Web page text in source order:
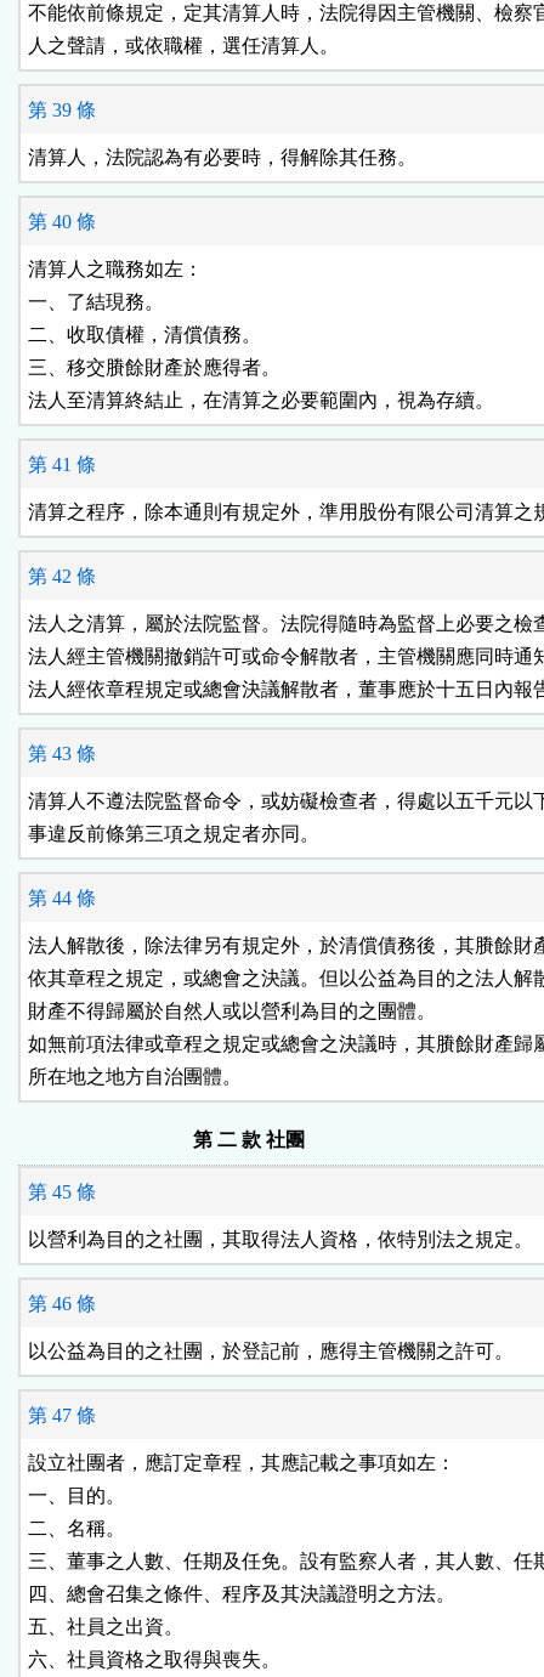
不能依前條規定，定其清算人時，法院得因主管機關、檢察
人之聲請，或依職權，選任清算人。
第 39 條
清算人，法院認為有必要時，得解除其任務。
第 40 條
清算人之職務如左：
一、了結現務。
二、收取債權，清償債務。
三、移交賸餘財產於應得者。
法人至清算終結止，在清算之必要範圍內，視為存續。
第 41 條
清算之程序，除本通則有規定外，準用股份有限公司清算之
第 42 條
法人之清算，屬於法院監督。法院得隨時為監督上必要之檢
法人經主管機關撤銷許可或命令解散者，主管機關應同時通
法人經依章程規定或總會決議解散者，董事應於十五日內報
第 43 條
清算人不遵法院監督命令，或妨礙檢查者，得處以五千元以
事違反前條第三項之規定者亦同。
第 44 條
法人解散後，除法律另有規定外，於清償債務後，其賸餘財
依其章程之規定，或總會之決議。但以公益為目的之法人解
財產不得歸屬於自然人或以營利為目的之團體。
如無前項法律或章程之規定或總會之決議時，其賸餘財產歸
所在地之地方自治團體。
第 二 款 社團
第 45 條
以營利為目的之社團，其取得法人資格，依特別法之規定。
第 46 條
以公益為目的之社團，於登記前，應得主管機關之許可。
第 47 條
設立社團者，應訂定章程，其應記載之事項如左：
一、目的。
二、名稱。
三、董事之人數、任期及任免。設有監察人者，其人數、任
四、總會召集之條件、程序及其決議證明之方法。
五、社員之出資。
六、社員資格之取得與喪失。